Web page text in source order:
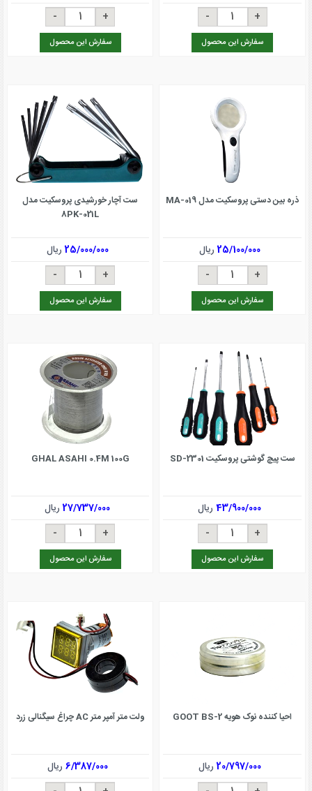
سفارش این محصول سفارش این محصول
ذره بین دستی پروسکیت مدل MA-019
25/100/000ریال
سفارش این محصول
ست آچار خورشیدی پروسکیت مدل
8PK-021L
25/000/000ریال
سفارش این محصول
ست پیچ گوشتی پروسکیت SD-2301
43/900/000ریال
سفارش این محصول
GHAL ASAHI 0.4M 100G
27/737/000ریال
سفارش این محصول
احیا کننده نوک هویه GOOT BS-2
20/797/000ریال
ولت متر آمپر متر AC چراغ سیگنالی زرد
6/387/000 ریال